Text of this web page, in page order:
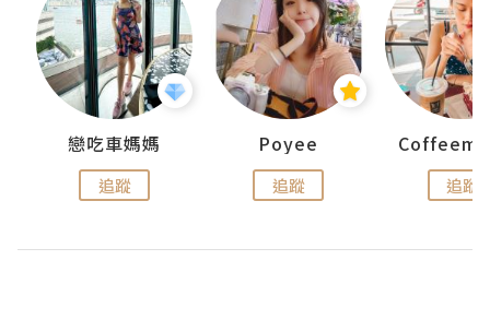
戀吃車媽媽
追蹤
Poyee
追蹤 追蹤